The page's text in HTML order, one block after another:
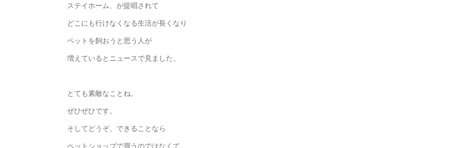
ステイホーム、が提唱されて
どこにも行けなくなる生活が長くなり
ペットを飼おうと思う人が
増えているとニュースで見ました。
とても素敵なことね。
ぜひぜひです。
そしてどうぞ、できることなら
ペットショップで買うのではなくて